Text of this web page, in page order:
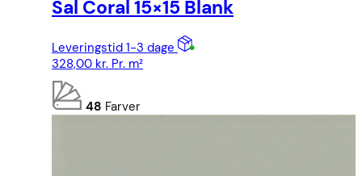
Sal Coral 15×15 Blank
Leveringstid 1-3 dage
328,00 kr. Pr. m²
48 Farver